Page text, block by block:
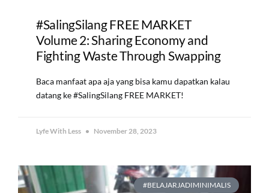
#SalingSilang FREE MARKET
Volume 2: Sharing Economy and
Fighting Waste Through Swapping
Baca manfaat apa aja yang bisa kamu dapatkan kalau
datang ke #SalingSilang FREE MARKET!
Lyfe With Less November 28, 2023
#BELAJARJADIMINIMALIS